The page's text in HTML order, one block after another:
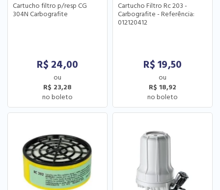
Cartucho filtro p/resp CG
304N Carbografite
R$ 24,00
R$ 23,28
Cartucho Filtro Rc 203 -
Carbografite - Referência:
012120412
R$ 19,50
R$ 18,92